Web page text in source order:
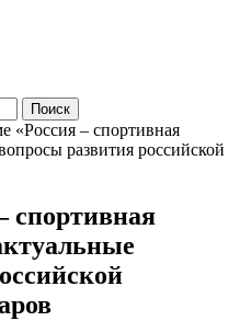
«Россия – спортивная
развития российской
спортивная